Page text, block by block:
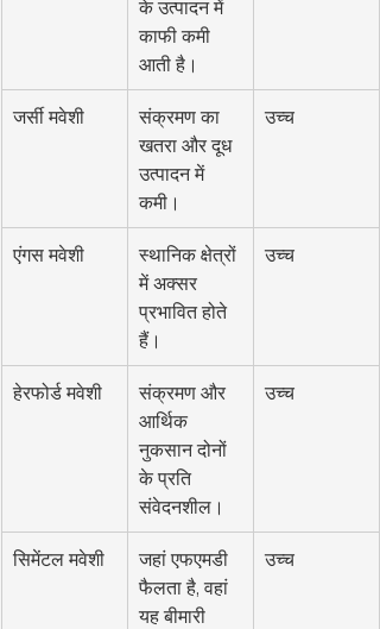
के उत्पादन में
काफी कमी
आती है।
जर्सी मवेशी
संक्रमण का
खतरा और दूध
उत्पादन में
कमी।
उच्च
एंगस मवेशी
स्थानिक क्षेत्रों
में अक्सर
प्रभावित होते
हैं।
उच्च
हेरफोर्ड मवेशी
संक्रमण और
आर्थिक
नुकसान दोनों
के प्रति
संवेदनशील।
उच्च
सिमेंटल मवेशी
जहां एफएमडी
फैलता है, वहां
यह बीमारी
उच्च